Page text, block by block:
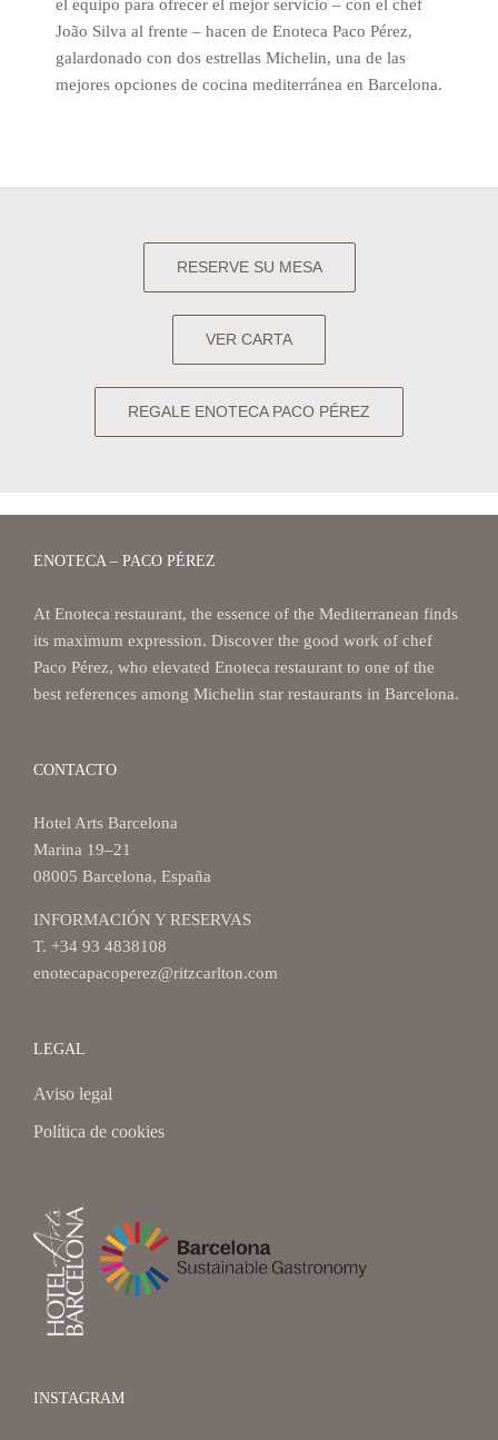
el equipo para ofrecer el mejor servicio – con el chef
João Silva al frente – hacen de Enoteca Paco Pérez,
galardonado con dos estrellas Michelin, una de las
mejores opciones de cocina mediterránea en Barcelona.
RESERVE SU MESA
VER CARTA
REGALE ENOTECA PACO PÉREZ
ENOTECA – PACO PÉREZ
At Enoteca restaurant, the essence of the Mediterranean finds
its maximum expression. Discover the good work of chef
Paco Pérez, who elevated Enoteca restaurant to one of the
best references among Michelin star restaurants in Barcelona.
CONTACTO
Hotel Arts Barcelona
Marina 19–21
08005 Barcelona, España
INFORMACIÓN Y RESERVAS
T. +34 93 4838108
enotecapacoperez@ritzcarlton.com
LEGAL
Aviso legal
Política de cookies
INSTAGRAM